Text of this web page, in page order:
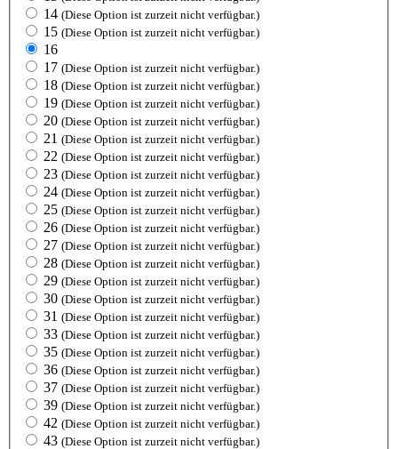
14 (Diese Option ist zurzeit nicht verfügbar.)
15 (Diese Option ist zurzeit nicht verfügbar.)
16
17 (Diese Option ist zurzeit nicht verfügbar.)
18 (Diese Option ist zurzeit nicht verfügbar.)
19 (Diese Option ist zurzeit nicht verfügbar.)
20 (Diese Option ist zurzeit nicht verfügbar.)
21 (Diese Option ist zurzeit nicht verfügbar.)
22 (Diese Option ist zurzeit nicht verfügbar.)
23 (Diese Option ist zurzeit nicht verfügbar.)
24 (Diese Option ist zurzeit nicht verfügbar.)
25 (Diese Option ist zurzeit nicht verfügbar.)
26 (Diese Option ist zurzeit nicht verfügbar.)
27 (Diese Option ist zurzeit nicht verfügbar.)
28 (Diese Option ist zurzeit nicht verfügbar.)
29 (Diese Option ist zurzeit nicht verfügbar.)
30 (Diese Option ist zurzeit nicht verfügbar.)
31 (Diese Option ist zurzeit nicht verfügbar.)
33 (Diese Option ist zurzeit nicht verfügbar.)
35 (Diese Option ist zurzeit nicht verfügbar.)
36 (Diese Option ist zurzeit nicht verfügbar.)
37 (Diese Option ist zurzeit nicht verfügbar.)
39 (Diese Option ist zurzeit nicht verfügbar.)
42 (Diese Option ist zurzeit nicht verfügbar.)
43 (Diese Option ist zurzeit nicht verfügbar.)